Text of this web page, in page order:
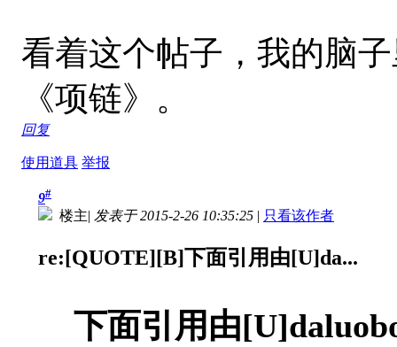
看着这个帖子，我的脑
《项链》。
回复
使用道具 举报
9#
楼主| 发表于 2015-2-26 10:35:25 | 只看该作者
re:[QUOTE][B]下面引用由[U]da...
下面引用由